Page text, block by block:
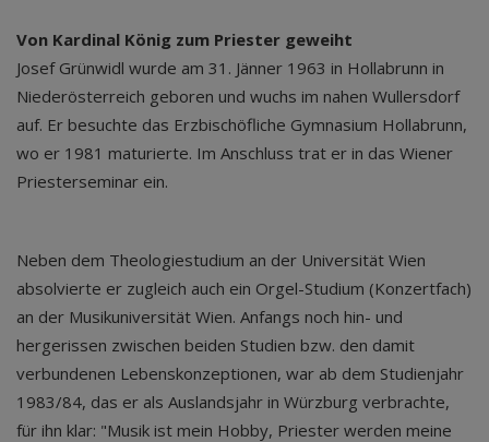
Von Kardinal König zum Priester geweiht
Josef Grünwidl wurde am 31. Jänner 1963 in Hollabrunn in
Niederösterreich geboren und wuchs im nahen Wullersdorf
auf. Er besuchte das Erzbischöfliche Gymnasium Hollabrunn,
wo er 1981 maturierte. Im Anschluss trat er in das Wiener
Priesterseminar ein.
Neben dem Theologiestudium an der Universität Wien
absolvierte er zugleich auch ein Orgel-Studium (Konzertfach)
an der Musikuniversität Wien. Anfangs noch hin- und
hergerissen zwischen beiden Studien bzw. den damit
verbundenen Lebenskonzeptionen, war ab dem Studienjahr
1983/84, das er als Auslandsjahr in Würzburg verbrachte,
für ihn klar: "Musik ist mein Hobby, Priester werden meine